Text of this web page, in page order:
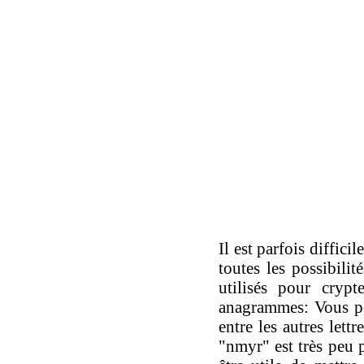
Il est parfois difficile
toutes les
utilisés pour
anagrammes: Vous
entre les autres
"nmyr" est très peu